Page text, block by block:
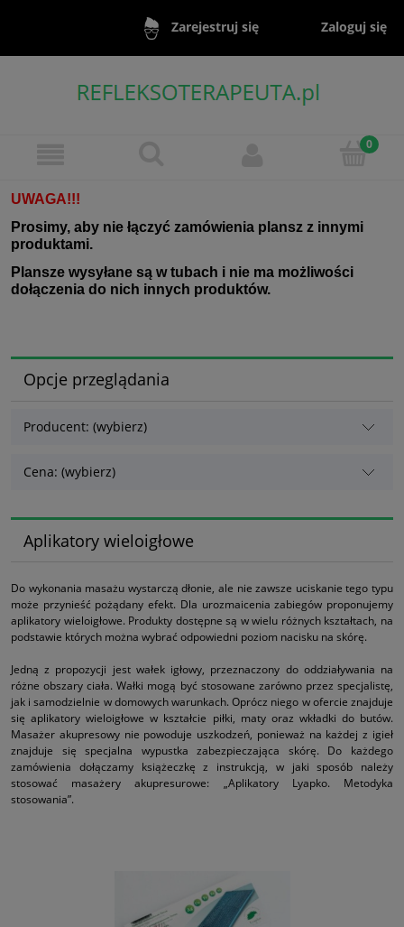
Zarejestruj się Zaloguj się
UWAGA!!!
Prosimy, aby nie łączyć zamówienia plansz z innymi
produktami.
Plansze wysyłane są w tubach i nie ma możliwości
dołączenia do nich innych produktów.
Opcje przeglądania
Producent: (wybierz)
Cena: (wybierz)
Aplikatory wieloigłowe
Do wykonania masażu wystarczą dłonie, ale nie zawsze uciskanie tego typu
może przynieść pożądany efekt. Dla urozmaicenia zabiegów proponujemy
aplikatory wieloigłowe. Produkty dostępne są w wielu różnych kształtach, na
podstawie których można wybrać odpowiedni poziom nacisku na skórę.
Jedną z propozycji jest wałek igłowy, przeznaczony do oddziaływania na
różne obszary ciała. Wałki mogą być stosowane zarówno przez specjalistę,
jak i samodzielnie w domowych warunkach. Oprócz niego w ofercie znajduje
się aplikatory wieloigłowe w kształcie piłki, maty oraz wkładki do butów.
Masażer akupresowy nie powoduje uszkodzeń, ponieważ na każdej z igieł
znajduje się specjalna wypustka zabezpieczająca skórę. Do każdego
zamówienia dołączamy książeczkę z instrukcją, w jaki sposób należy
stosować masażery akupresurowe: „Aplikatory Lyapko. Metodyka
stosowania”.